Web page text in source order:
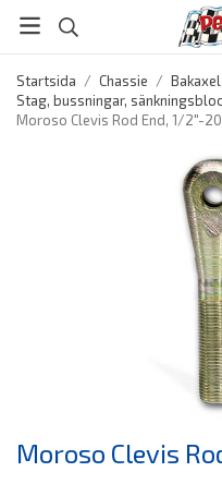
Startsida / Chassie /
Stag, bussningar,
Moroso Clevis Rod End, 1/2"-
Moroso Clevis